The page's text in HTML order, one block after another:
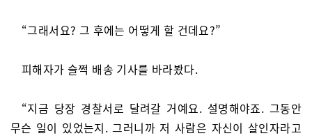
“그래서요? 그 후에는 어떻게 할 건데요?”
피해자가 슬쩍 배송 기사를 바라봤다.
“지금 당장 경찰서로 달려갈 거예요. 설명해야죠. 그동안
무슨 일이 있었는지. 그러니까 저 사람은 자신이 살인자라고